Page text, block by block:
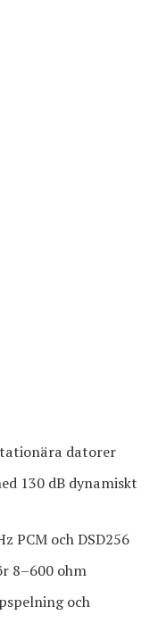
datorer
130 dB dynamiskt
PCM och DSD256
8–600 ohm
och